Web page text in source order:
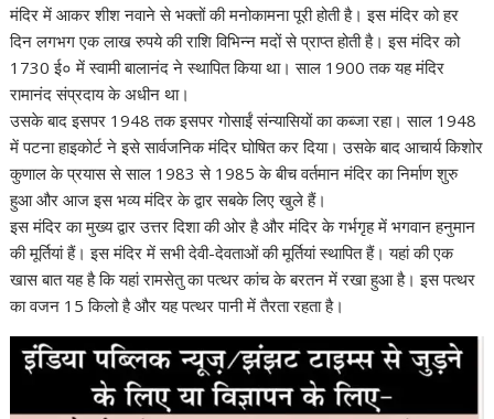
मंदिर में आकर शीश नवाने से भक्तों की मनोकामना पूरी होती है। इस मंदिर को हर
दिन लगभग एक लाख रुपये की राशि विभिन्न मदों से प्राप्त होती है। इस मंदिर को
1730 ई० में स्वामी बालानंद ने स्थापित किया था। साल 1900 तक यह मंदिर
रामानंद संप्रदाय के अधीन था।
उसके बाद इसपर 1948 तक इसपर गोसाईं संन्यासियों का कब्जा रहा। साल 1948
में पटना हाइकोर्ट ने इसे सार्वजनिक मंदिर घोषित कर दिया। उसके बाद आचार्य किशोर
कुणाल के प्रयास से साल 1983 से 1985 के बीच वर्तमान मंदिर का निर्माण शुरु
हुआ और आज इस भव्य मंदिर के द्वार सबके लिए खुले हैं।
इस मंदिर का मुख्य द्वार उत्तर दिशा की ओर है और मंदिर के गर्भगृह में भगवान हनुमान
की मूर्तियां हैं। इस मंदिर में सभी देवी-देवताओं की मूर्तियां स्थापित हैं। यहां की एक
खास बात यह है कि यहां रामसेतु का पत्थर कांच के बरतन में रखा हुआ है। इस पत्थर
का वजन 15 किलो है और यह पत्थर पानी में तैरता रहता है।